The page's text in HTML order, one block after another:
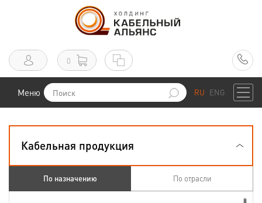
0
Меню RU ENG
Кабельная продукция
По назначению По отрасли